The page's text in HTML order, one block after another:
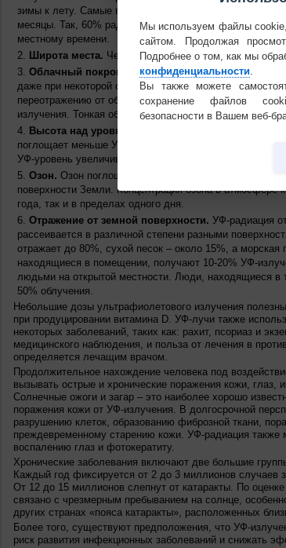
зимы к лету. Самые высокие уровни достигаются около
месяцы. Так, 60% радиации приходит примерно между
местному времени.
Широта места. Чем ближе к экватору, тем выше
Облачный покров.
Уровень УФ-радиации выше при
даже при некоторой облачности, излучение может быть
переотражению от облаков, создавая, таким образом,
излучения. Тонкая облачность может пропускать до
Высота над уровнем моря.
поглощает меньше УФ-радиации, поступающей от
УФ-уровень увеличивается примерно на 10%.
Озон. Озон поглощает часть УФ-радиации, которая
поверхности Земли. Концентрация озона в атмосфере
года, так и в пределах одного дня.
Отражение от земной поверхности. УФ-радиация
рассеивается в различной степени разными
отражает до 80%, сухой песок – около 15%, а
находящиеся в помещении, получают 10-20% УФ-
людьми на открытой местности. Люди, находящиеся в
50% облучения.
Небольшие дозы ультрафиолетового излучения
при продуцировании витамина D. УФ-лучи также
некоторых заболеваний, таких как: рахит, псориаз и
медицинского наблюдения, и польза от лечения в
определяется лечащим врачом.
Продолжительное нахождение человека под
вызывать острые и хронические поражения кожи, глаз,
Солнечные ожоги и загар – это наиболее хорошо
поражения кожи от УФ-излучения. В долгосрочной
разрушению клеток, образованию фиброзной ткани,
преждевременному старению кожи. УФ-радиация также
воспалению глаз и фотокератиту.
Хронические заболевания включают две большие
Каждый год фиксируется от 2 до 3 миллионов случаев
От 12 до 15 миллионов слепнут от катаракты. По
связано с чрезмерным пребыванием на солнце,
других странах «пояса катаракты», расположенных
Более того, существуют предположения, что УФ-
риск развития инфекционных заболеваний и снижать
Мы используем файлы
сайтом. Продолжая
Подробнее о том, как мы
конфиденциальности.
Вы также можете
сохранение файлов
безопасности в Вашем веб-